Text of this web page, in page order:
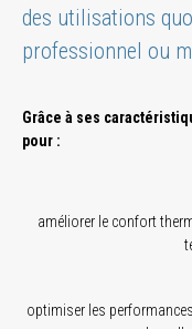
des utilisations
professionnel ou
Grâce à ses
pour :
améliorer le confort
optimiser les